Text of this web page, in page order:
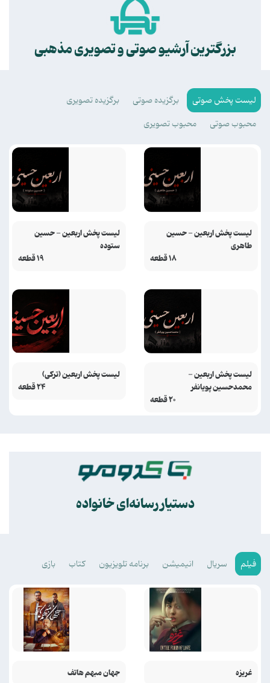
بزرگترین آرشیو صوتی و تصویری مذهبی
لیست پخش صوتی برگزیده صوتی
برگزیده تصویری
محبوب صوتی
محبوب تصویری
۱۸ قطعه
لیست پخش اربعین - حسین
طاهری
۱۹ قطعه
لیست پخش اربعین - حسین
ستوده
۲۰ قطعه
لیست پخش اربعین -
محمدحسین پویانفر
۲۴ قطعه
لیست پخش اربعین (ترکی)
دستیار رسانه‌ای خانواده
فیلم سریال انیمیشن برنامه تلویزیون کتاب بازی
غریزه جهان مبهم هاتف